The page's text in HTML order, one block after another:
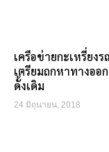
เครือข่ายกะเหรี่ยง
เตรียมถกหาทางอ
ดั้งเดิม
24 มิถุนายน, 2018